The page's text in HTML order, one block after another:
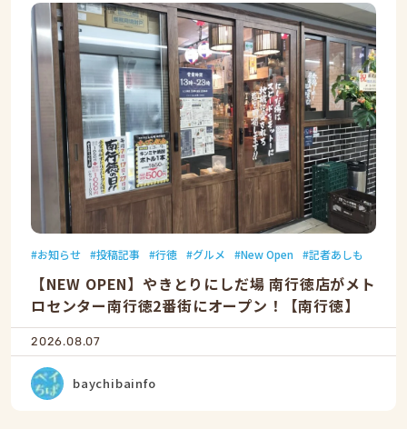
お知らせ 投稿記事 行徳 グルメ New Open 記者あしも
【NEW OPEN】やきとりにしだ場 南行徳店がメト
ロセンター南行徳2番街にオープン！【南行徳】
2026.08.07
baychibainfo